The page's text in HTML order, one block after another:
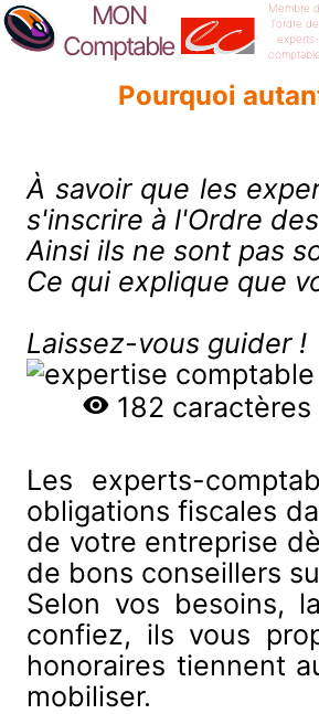
MON
Comptable
Membre
l'ordre
experts-
Pourquoi
À savoir que les
s'inscrire à l'Ordre
Ainsi ils ne sont pas
Ce qui explique que
Laissez-vous guider !
182 caractères
Les experts-
obligations fiscales
de votre entreprise
de bons conseillers
Selon vos besoins,
confiez, ils vous
honoraires tiennent
mobiliser.